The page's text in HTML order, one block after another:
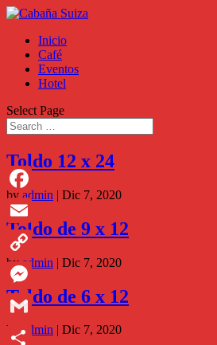
Inicio
Café
Eventos
Hotel
Select Page
Toldo 12 x 24
by admin | Dic 7, 2020
Toldo de 9 x 12
byadmin | Dic 7, 2020
Toldo de 6 x 12
byadmin | Dic 7, 2020
Facebook
Email
Copy
Link
Messenger
Gmail